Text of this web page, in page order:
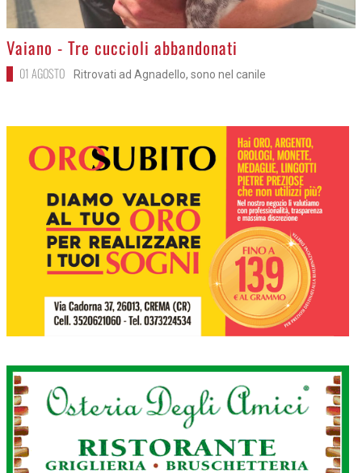
>
Vaiano - Tre cuccioli abbandonati
01 AGOSTO Ritrovati ad Agnadello, sono nel canile